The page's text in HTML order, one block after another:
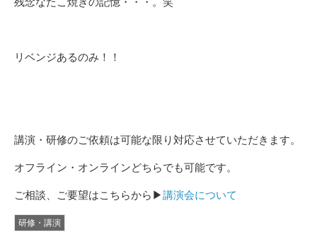
リベンジあるのみ！！
講演・研修のご依頼は可能な限り対応させていただきます。
オフライン・オンラインどちらでも可能です。
ご相談、ご要望はこちらから▶講演会について
研修・講演